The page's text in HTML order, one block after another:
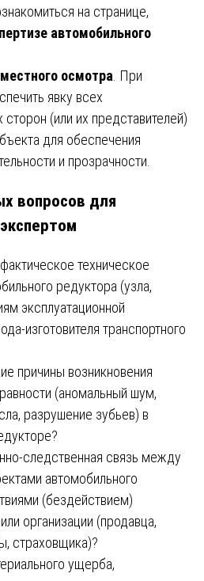
на странице,
автомобильного
осмотра. При
явку всех
сторон (или их представителей)
для обеспечения
и прозрачности.
вопросов для
техническое
редуктора (узла,
эксплуатационной
изготовителя транспортного
причины возникновения
(аномальный шум,
разрушение зубьев) в
следственная связь между
автомобильного
(бездействием)
организации (продавца,
страховщика)?
ущерба,